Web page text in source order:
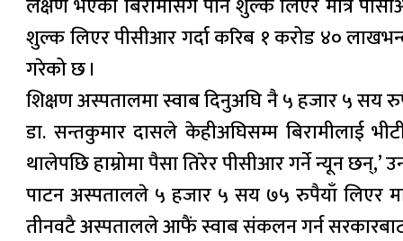
शुल्क लिएर पीसीआर गर्दा करिब १ करोड ४०
गरेको छ ।
शिक्षण अस्पतालमा स्वाब दिनुअघि नै ५ हजार ५ सय
डा. सन्तकुमार दासले केहीअघिसम्म बिरामीलाई
थालेपछि हाम्रोमा पैसा तिरेर पीसीआर गर्ने न्यून
पाटन अस्पतालले ५ हजार ५ सय ७५ रुपैयाँ लिएर
तीनवटै अस्पतालले आफैं स्वाब संकलन गर्न